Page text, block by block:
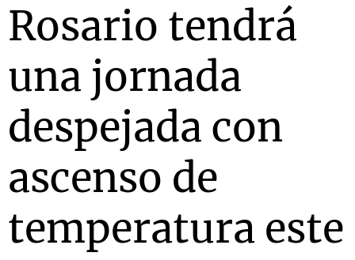
Rosario tendrá
una jornada
despejada con
ascenso de
temperatura este